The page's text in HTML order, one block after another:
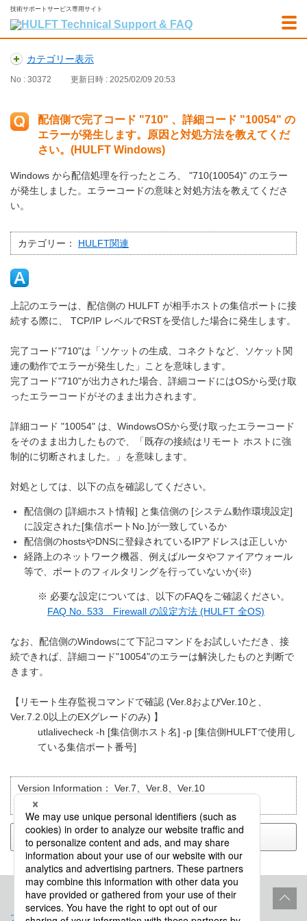
技術サポートサービス専用サイト
カテゴリー表示
No : 30372 更新日時 : 2025/02/09 20:53
配信側で完了コード "710" 、詳細コード "10054" の
エラーが発生します。原因と対処方法を教えてくだ
さい。(HULFT Windows)
Windows から配信処理を行ったところ、 "710(10054)" のエラー
が発生しました。エラーコードの意味と対処方法を教えてくださ
い。
カテゴリー： HULFT関連
上記のエラーは、配信側の HULFT が相手ホストの集信ポートに接
続する際に、 TCP/IP レベルでRSTを受信した場合に発生します。
完了コード"710"は「ソケットの生成、コネクトなど、ソケット関
連の動作でエラーが発生した」ことを意味します。
完了コード"710"が出力された場合、詳細コードにはOSから受け取
ったエラーコードがそのまま出力されます。
詳細コード "10054" は、WindowsOSから受け取ったエラーコード
をそのまま出力したもので、「既存の接続はリモート ホストに強
制的に切断されました。」を意味します。
対処としては、以下の点を確認してください。
配信側の [詳細ホスト情報] と集信側の [システム動作環境設定]
に設定された[集信ポートNo.]が一致しているか
配信側のhostsやDNSに登録されているIPアドレスは正しいか
経路上のネットワーク機器、例えばルータやファイアウォール
等で、ポートのフィルタリングを行っていないか(※)
※ 必要な設定については、以下のFAQをご確認ください。
FAQ No. 533 Firewall の設定方法 (HULFT 全OS)
なお、配信側のWindowsにて下記コマンドをお試しいただき、接
続できれば、詳細コード"10054"のエラーは解決したものと判断で
きます。
【リモート生存監視コマンドで確認 (Ver.8およびVer.10と、
Ver.7.2.0以上のEXグレードのみ) 】
utlalivecheck -h [集信側ホスト名] -p [集信側HULFTで使用し
ている集信ポート番号]
Version Information：
Ver.7、Ver.8、Ver.10
目的別で検索：
戻る
プロダクトライフサイクル サイトポリシー